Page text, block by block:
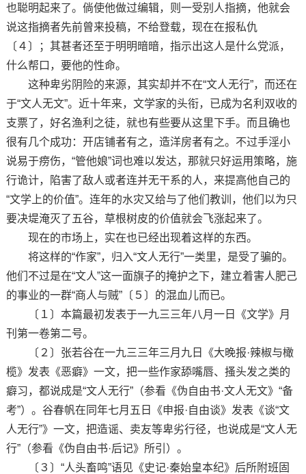
也聪明起来了。倘使他做过编辑，则一受别人指摘，他就会
说这指摘者先前曾来投稿，不给登载，现在在报私仇
〔４〕；其甚者还至于明明暗暗，指示出这人是什么党派，
什么帮口，要他的性命。
这种卑劣阴险的来源，其实却并不在“文人无行”，而还在
于“文人无文”。近十年来，文学家的头衔，已成为名利双收的
支票了，好名渔利之徒，就也有些要从这里下手。而且确也
很有几个成功：开店铺者有之，造洋房者有之。不过手淫小
说易于痨伤，“管他娘”词也难以发达，那就只好运用策略，施
行诡计，陷害了敌人或者连并无干系的人，来提高他自己的
“文学上的价值”。连年的水灾又给与了他们教训，他们以为只
要决堤淹灭了五谷，草根树皮的价值就会飞涨起来了。
现在的市场上，实在也已经出现着这样的东西。
将这样的“作家”，归入“文人无行”一类里，是受了骗的。
他们不过是在“文人”这一面旗子的掩护之下，建立着害人肥己
的事业的一群“商人与贼”〔５〕的混血儿而已。
〔１〕本篇最初发表于一九三三年八月一日《文学》月
刊第一卷第二号。
〔２〕张若谷在一九三三年三月九日《大晚报·辣椒与橄
榄》发表《恶癖》一文，把一些作家舔嘴唇、搔头发之类的
癖习，都说成是“文人无行”（参看《伪自由书·文人无文》“备
考”）。谷春帆在同年七月五日《申报·自由谈》发表《谈“文
人无行”》一文，把造谣、卖友等卑劣行径，也说成是“文人无
行”（参看《伪自由书·后记》所引）。
〔３〕“人头畜鸣”语见《史记·秦始皇本纪》后所附班固